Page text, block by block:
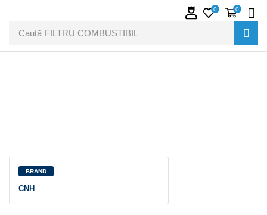
Caută FILTRU COMBUSTIBIL
0 0
BRAND
CNH